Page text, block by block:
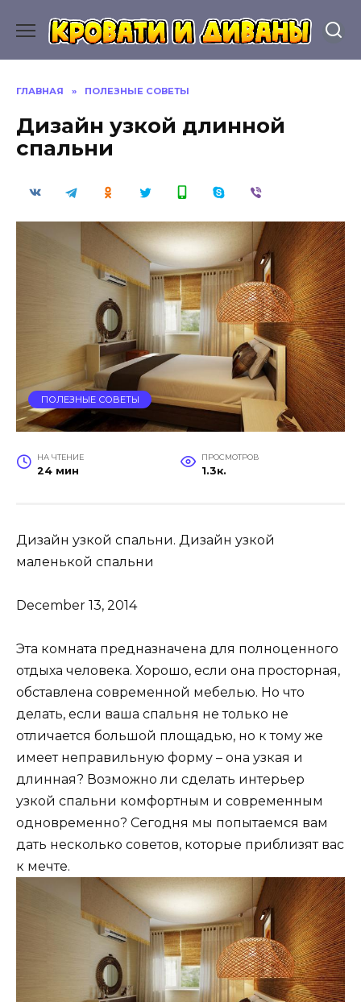
содержанию
ГЛАВНАЯ » ПОЛЕЗНЫЕ СОВЕТЫ
Дизайн узкой длинной
спальни
ПОЛЕЗНЫЕ СОВЕТЫ
НА ЧТЕНИЕ
24 мин
ПРОСМОТРОВ
1.3к.
Дизайн узкой спальни. Дизайн узкой
маленькой спальни
December 13, 2014
Эта комната предназначена для полноценного
отдыха человека. Хорошо, если она просторная,
обставлена современной мебелью. Но что
делать, если ваша спальня не только не
отличается большой площадью, но к тому же
имеет неправильную форму – она узкая и
длинная? Возможно ли сделать интерьер
узкой спальни комфортным и современным
одновременно? Сегодня мы попытаемся вам
дать несколько советов, которые приблизят вас
к мечте.